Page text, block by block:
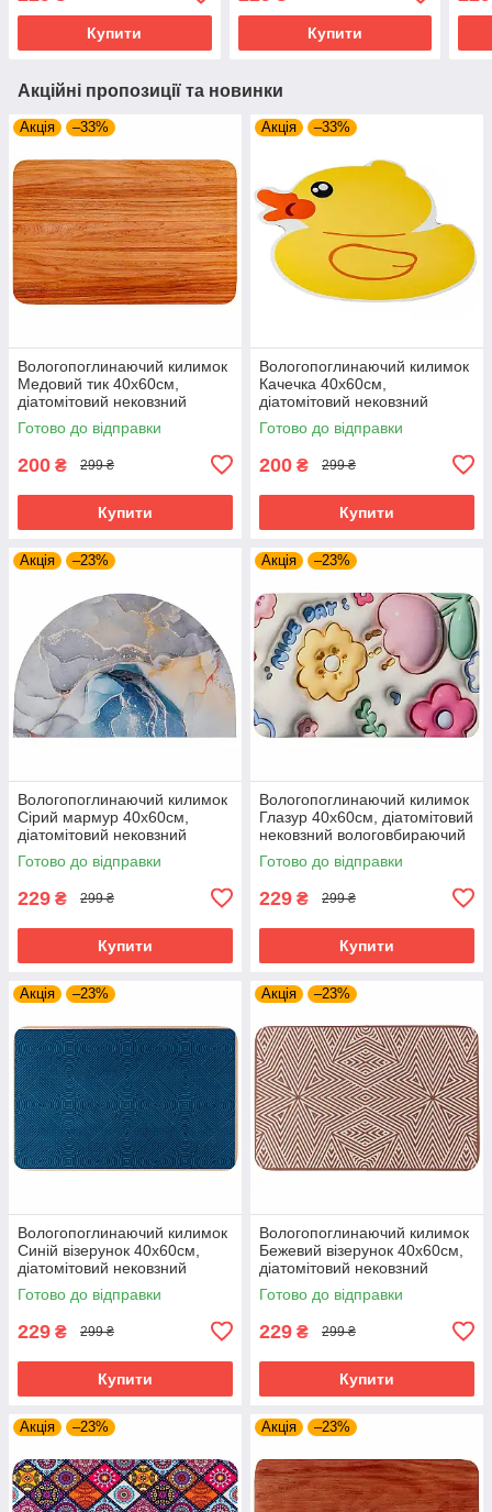
для ванної/передпокою
Купити Купити
для
Акційні пропозиції та новинки
Акція –33%
Вологопоглинаючий килимок
Медовий тик 40х60см,
діатомітовий нековзний
вологовбираючий килимок
для ванної/передпокою
Готово до відправки
200 ₴ 299 ₴
Купити
Акція –33%
Вологопоглинаючий килимок
Качечка 40х60см,
діатомітовий нековзний
вологовбираючий килимок
для ванної/передпокою
Готово до відправки
200 ₴ 299 ₴
Купити
Акція –23%
Вологопоглинаючий килимок
Сірий мармур 40х60см,
діатомітовий нековзний
вологовбираючий килимок
для ванної/передпокою
Готово до відправки
229 ₴ 299 ₴
Купити
Акція –23%
Вологопоглинаючий килимок
Глазур 40х60см, діатомітовий
нековзний вологовбираючий
килимок для ванної/
передпокою
Готово до відправки
229 ₴ 299 ₴
Купити
Акція –23%
Вологопоглинаючий килимок
Синій візерунок 40х60см,
діатомітовий нековзний
вологовбираючий килимок
для ванної/передпокою
Готово до відправки
229 ₴ 299 ₴
Купити
Акція –23%
Вологопоглинаючий килимок
Бежевий візерунок 40х60см,
діатомітовий нековзний
вологовбираючий килимок
для ванної/передпокою
Готово до відправки
229 ₴ 299 ₴
Купити
Акція –23% Акція –23%